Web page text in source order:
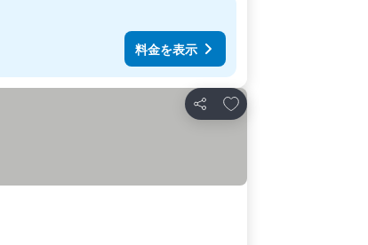
料金を表示
シェア
お気に入りに追加